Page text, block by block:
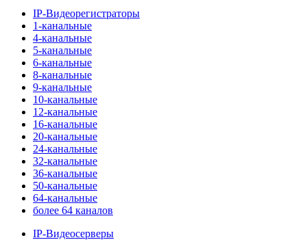
IP-Видеорегистраторы
1-канальные
4-канальные
5-канальные
6-канальные
8-канальные
9-канальные
10-канальные
12-канальные
16-канальные
20-канальные
24-канальные
32-канальные
36-канальные
50-канальные
64-канальные
более 64 каналов
IP-Видеосерверы